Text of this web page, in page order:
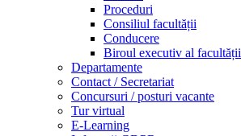
Proceduri
Consiliul facultății
Conducere
Biroul executiv al facultății
Departamente
Contact / Secretariat
Concursuri / posturi vacante
Tur virtual
E-Learning